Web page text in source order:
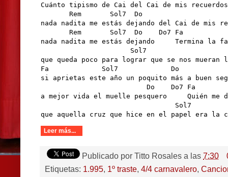
Cuánto tipismo de Cai del Cai de mis recuerdos
Rem       Sol7  Do
nada nadita me estás dejando del Cai de mis
Rem       Sol7  Do    Do7 Fa
nada nadita me estás dejando     Termina la
Sol7
que queda poco para lograr que se nos
Fa             Sol7             Do
si aprietas este año un poquito más a buen
Do    Do7 Fa
a mejor vida el muelle pesquero     Quién me
Sol7
que aquella cruz que hice en el papel era la
Leer más...
Publicado por Titto Rosales a las 7:30
Etiquetas: 1.995, 1º traste, 4/4 carnavalero,